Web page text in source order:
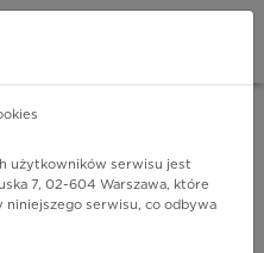
- lider
użytkowników serwisu jest
7, 02-604 Warszawa, które
niniejszego serwisu, co odbywa
Play INSTALUJ